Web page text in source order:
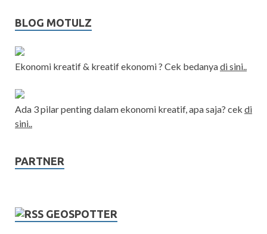
BLOG MOTULZ
Ekonomi kreatif & kreatif ekonomi ? Cek bedanyadi sini..
Ada 3 pilar penting dalam ekonomi kreatif, apa saja? cek di
sini..
PARTNER
GEOSPOTTER